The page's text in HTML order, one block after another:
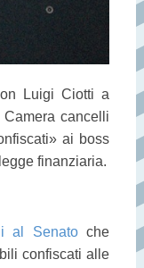
Luigi Ciotti a
cancelli
ai boss
finanziaria.
al Senatoche
confiscati alle